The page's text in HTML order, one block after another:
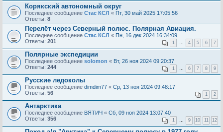
Корякский автономный округ
Последнее сообщение Стас КСЛ « Пт, 30 май 2025 17:05:56
Ответы: 8
Перелёт через Северный полюс. Полярная Авиация.
Последнее сообщение Стас КСЛ « Пн, 16 дек 2024 16:34:09
Ответы: 201 1 4 5 6 7
Полярные экспедиции
Последнее сообщение solomon « Вт, 26 ноя 2024 09:20:37
Ответы: 244 1 6 7 8 9
Русские ледоколы
Последнее сообщение dimdim77 « Ср, 13 ноя 2024 09:48:17
Ответы: 56 1 2
Антарктика
Последнее сообщение ВЯТИЧ « Сб, 09 ноя 2024 13:07:40
Ответы: 356 1 9 10 11 12